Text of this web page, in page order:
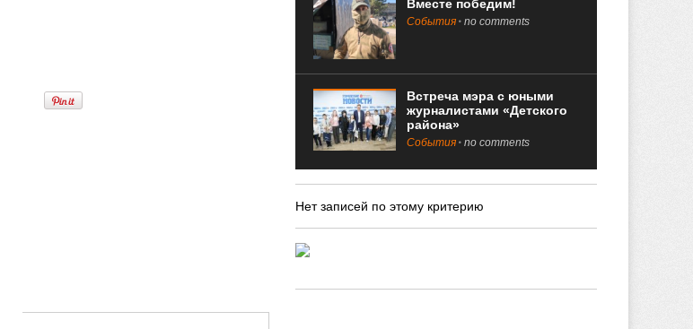
Вместе победим!
События no comments
Встреча мэра с юными
журналистами «Детского
района»
События no comments
Нет записей по этому критерию